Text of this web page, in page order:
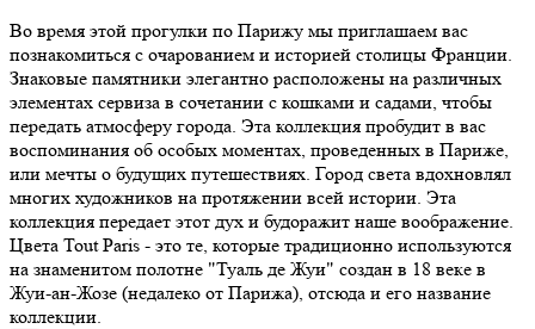
Во время этой прогулки по Парижу мы приглашаем вас
познакомиться с очарованием и историей столицы Франции.
Знаковые памятники элегантно расположены на различных
элементах сервиза в сочетании с кошками и садами, чтобы
передать атмосферу города. Эта коллекция пробудит в вас
воспоминания об особых моментах, проведенных в Париже,
или мечты о будущих путешествиях. Город света вдохновлял
многих художников на протяжении всей истории. Эта
коллекция передает этот дух и будоражит наше воображение.
Цвета Tout Paris - это те, которые традиционно используются
на знаменитом полотне "Туаль де Жуи" создан в 18 веке в
Жуи-ан-Жозе (недалеко от Парижа), отсюда и его название
коллекции.